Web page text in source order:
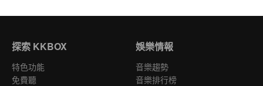
探索 KKBOX
特色功能
免費聽
娛樂情報
音樂趨勢
音樂排行榜